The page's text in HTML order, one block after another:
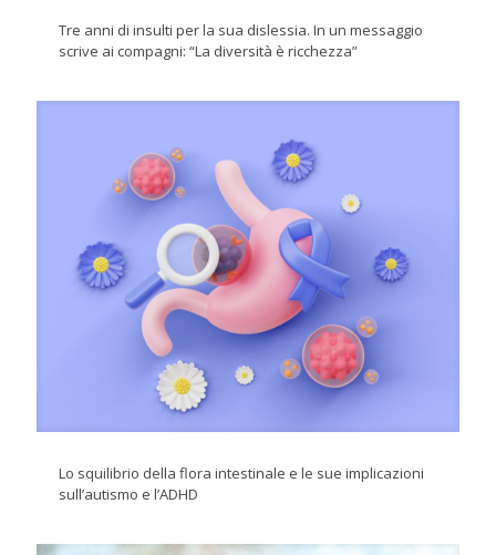
Tre anni di insulti per la sua dislessia. In un messaggio
scrive ai compagni: “La diversità è ricchezza”
Lo squilibrio della flora intestinale e le sue implicazioni
sull’autismo e l’ADHD